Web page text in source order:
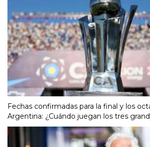
Fechas confirmadas para la final y los
Argentina: ¿Cuándo juegan los tres